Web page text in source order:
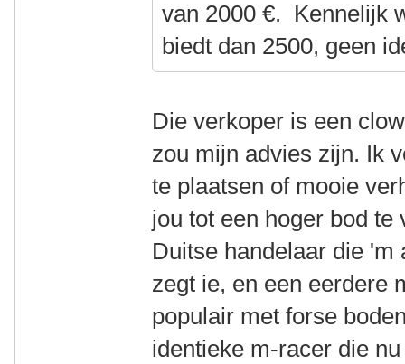
van 2000 €. Kennelijk
biedt dan 2500, geen
Die verkoper is een
zou mijn advies zijn. Ik
te plaatsen of mooie
jou tot een hoger bod
Duitse handelaar die 'm
zegt ie, en een eerdere
populair met forse
identieke m-racer die